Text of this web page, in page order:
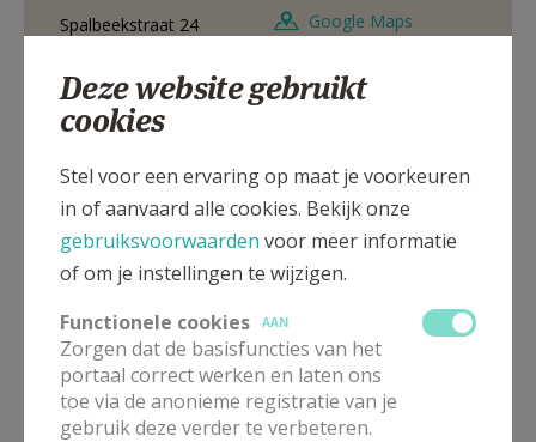
AANMELDEN OF REGISTREREN
Spalbeekstraat 24
Google Maps
Spalbeekstraat 24, 3510 SPALBEEK
Deze website gebruikt
cookies
Stel voor een ervaring op maat je voorkeuren
in of aanvaard alle cookies. Bekijk onze
gebruiksvoorwaarden voor meer informatie
of om je instellingen te wijzigen.
Functionele cookies
AAN
Zorgen dat de basisfuncties van het
portaal correct werken en laten ons
toe via de anonieme registratie van je
gebruik deze verder te verbeteren.